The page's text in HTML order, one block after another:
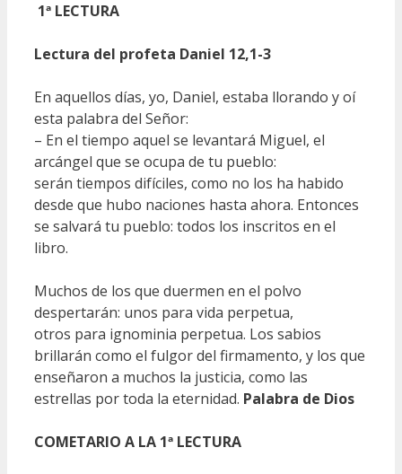
1ª LECTURA
Lectura del profeta Daniel 12,1-3
En aquellos días, yo, Daniel, estaba llorando y oí
esta palabra del Señor:
– En el tiempo aquel se levantará Miguel, el
arcángel que se ocupa de tu pueblo:
serán tiempos difíciles, como no los ha habido
desde que hubo naciones hasta ahora. Entonces
se salvará tu pueblo: todos los inscritos en el
libro.
Muchos de los que duermen en el polvo
despertarán: unos para vida perpetua,
otros para ignominia perpetua. Los sabios
brillarán como el fulgor del firmamento, y los que
enseñaron a muchos la justicia, como las
estrellas por toda la eternidad. Palabra de Dios
COMETARIO A LA 1ª LECTURA